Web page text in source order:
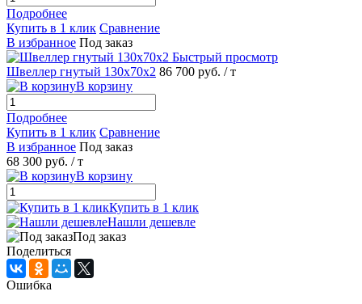
Подробнее
Купить в 1 клик Сравнение
В избранное Под заказ
Быстрый просмотр
Швеллер гнутый 130х70х2 86 700 руб. / т
В корзину
Подробнее
Купить в 1 клик Сравнение
В избранное Под заказ
68 300 руб. / т
В корзину
Купить в 1 клик
Нашли дешевле
Под заказ
Поделиться
Ошибка